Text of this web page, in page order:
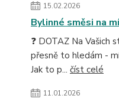
15.02.2026
Bylinné směsi na
❓ DOTAZ Na Vašich
přesně to hledám -
Jak to p... číst celé
11.01.2026